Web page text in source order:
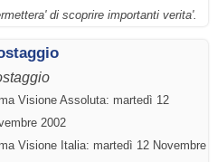
di scoprire importanti verita'.
Visione Assoluta: martedì 12
2002
Visione Italia: martedì 12 Novembre